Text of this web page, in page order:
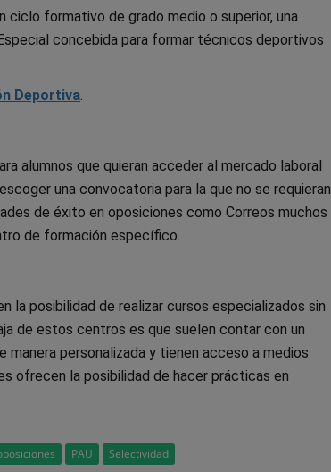
ciclo formativo de grado medio o superior, una
concebida para formar técnicos deportivos
Deportiva.
alumnos que quieran acceder al mercado laboral
una convocatoria para la que no se requieran
de éxito en oposiciones como Correos muchos
de formación específico.
posibilidad de realizar cursos especializados sin
de estos centros es que suelen contar con un
personalizada y tienen acceso a medios
ofrecen la posibilidad de hacer prácticas en
PAU Selectividad